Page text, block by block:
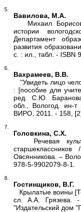
Вавилова, М.А.
Михаил
истории
Департамент
развития
с. : ил., табл. - ISBN
Вахрамеев, В.В.
"Увидеть лицо
: [пособие для
ред. С.Ю.
обл., Вологод. ин-
ВИРО, 2011. - 158,
Головкина, С.Х.
Речевая
Овсянникова. –
978-5-9902079-8-1.
Гостинщиков, В.Г.
Крылатые воины
сл. А.А.
"Издательский дом